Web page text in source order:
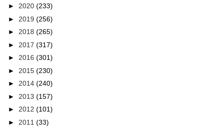
► 2020 (233)
► 2019 (256)
► 2018 (265)
► 2017 (317)
► 2016 (301)
► 2015 (230)
► 2014 (240)
► 2013 (157)
► 2012 (101)
► 2011 (33)